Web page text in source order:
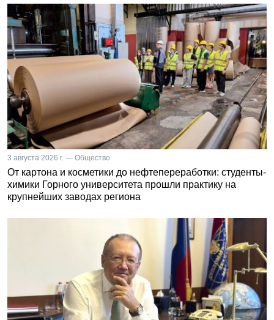
3 августа 2026 г. — Общество
От картона и косметики до нефтепереработки: студенты-
химики Горного университета прошли практику на
крупнейших заводах региона